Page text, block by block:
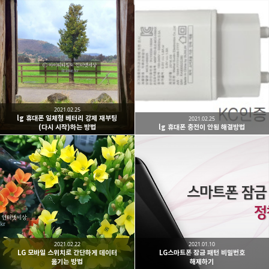
lg 휴대폰 일체형 베터리 강제 재부팅
(다시 시작)하는 방법
2021.02.25
lg 휴대폰 충전이 안됨 해결방법
2021.02.25
LG 모바일 스위치로 간단하게 데이터
옮기는 방법
2021.02.22
LG스마트폰 잠금 패턴 비밀번호
해제하기
2021.01.10